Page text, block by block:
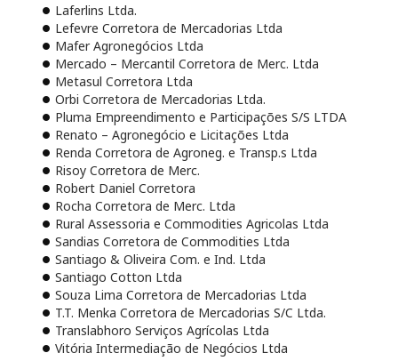
Laferlins Ltda.
Lefevre Corretora de Mercadorias Ltda
Mafer Agronegócios Ltda
Mercado – Mercantil Corretora de Merc. Ltda
Metasul Corretora Ltda
Orbi Corretora de Mercadorias Ltda.
Pluma Empreendimento e Participações S/S LTDA
Renato – Agronegócio e Licitações Ltda
Renda Corretora de Agroneg. e Transp.s Ltda
Risoy Corretora de Merc.
Robert Daniel Corretora
Rocha Corretora de Merc. Ltda
Rural Assessoria e Commodities Agricolas Ltda
Sandias Corretora de Commodities Ltda
Santiago & Oliveira Com. e Ind. Ltda
Santiago Cotton Ltda
Souza Lima Corretora de Mercadorias Ltda
T.T. Menka Corretora de Mercadorias S/C Ltda.
Translabhoro Serviços Agrícolas Ltda
Vitória Intermediação de Negócios Ltda